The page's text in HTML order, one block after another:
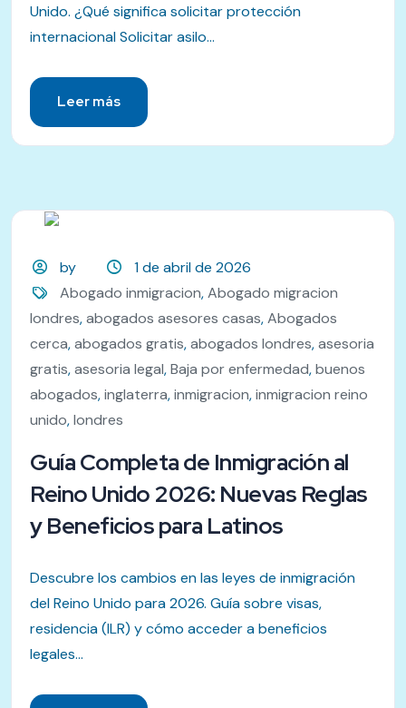
Unido. ¿Qué significa solicitar protección
internacional Solicitar asilo...
Leer más
by
1 de abril de 2026
Abogado inmigracion,Abogado migracion
londres,abogados asesores casas,Abogados
cerca,abogados gratis,abogados londres,asesoria
gratis,asesoria legal,Baja por enfermedad,buenos
abogados,inglaterra,inmigracion,inmigracion reino
unido,londres
Guía Completa de Inmigración al
Reino Unido 2026: Nuevas Reglas
y Beneficios para Latinos
Descubre los cambios en las leyes de inmigración
del Reino Unido para 2026. Guía sobre visas,
residencia (ILR) y cómo acceder a beneficios
legales...